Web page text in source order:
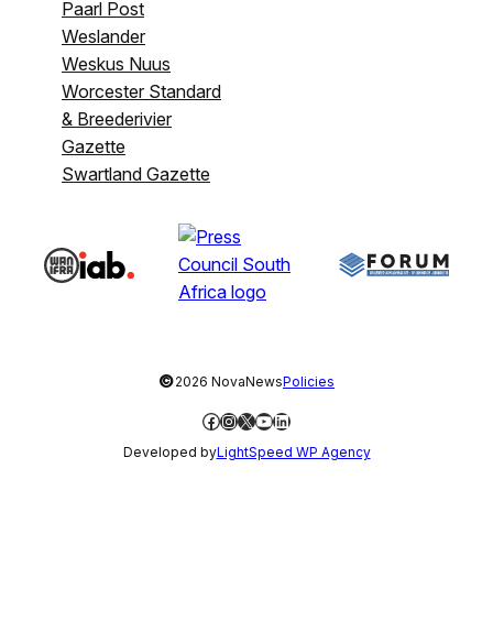
Paarl Post
Weslander
Weskus Nuus
Worcester Standard
& Breederivier
Gazette
Swartland Gazette
©2026 NovaNewsPolicies
Facebook
Instagram
X YouTube
LinkedIn
Developed byLightSpeed WP Agency